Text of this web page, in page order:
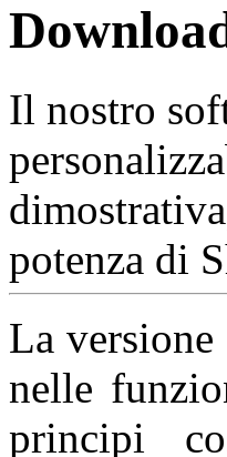
Il nostro
potenza di
La
nelle
principi